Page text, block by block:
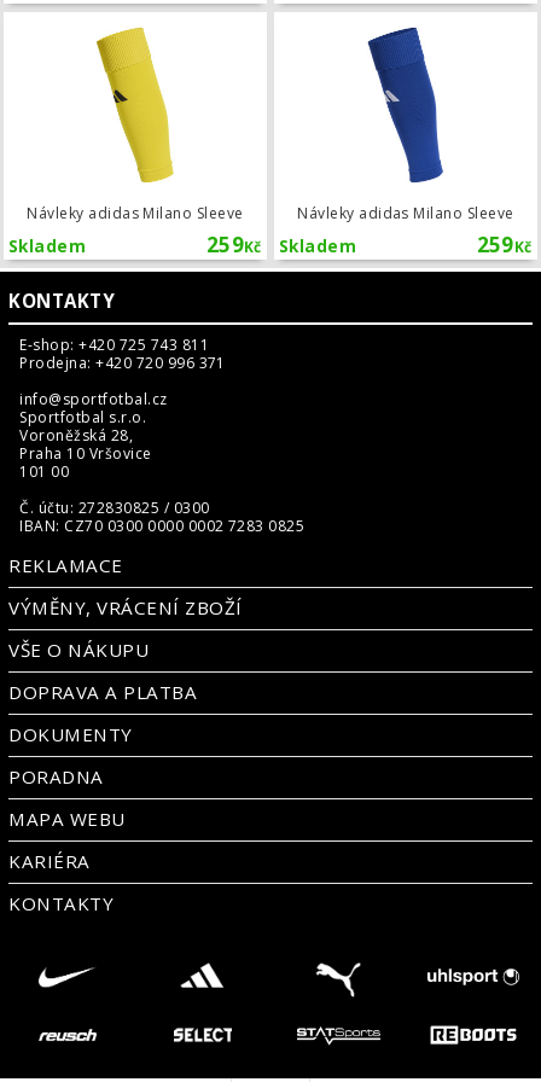
Návleky adidas Milano Sleeve
259Kč
Skladem
Návleky adidas Milano Sleeve
259Kč
Skladem
KONTAKTY
E-shop: +420 725 743 811
Prodejna: +420 720 996 371
info@sportfotbal.cz
Sportfotbal s.r.o.
Voroněžská 28,
Praha 10 Vršovice
101 00
Č. účtu: 272830825 / 0300
IBAN: CZ70 0300 0000 0002 7283 0825
REKLAMACE
VÝMĚNY, VRÁCENÍ ZBOŽÍ
VŠE O NÁKUPU
DOPRAVA A PLATBA
DOKUMENTY
PORADNA
MAPA WEBU
KARIÉRA
KONTAKTY